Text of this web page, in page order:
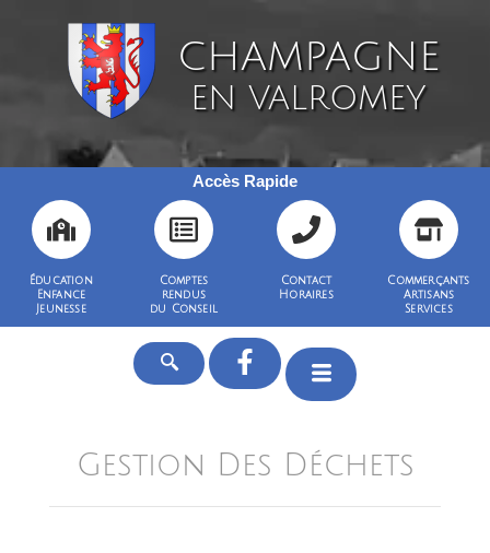
CHAMPAGNE
EN VALROMEY
Accès Rapide
Éducation
Enfance
Jeunesse
Comptes
rendus
du Conseil
Contact
Horaires
Commerçants
Artisans
Services
Gestion Des Déchets